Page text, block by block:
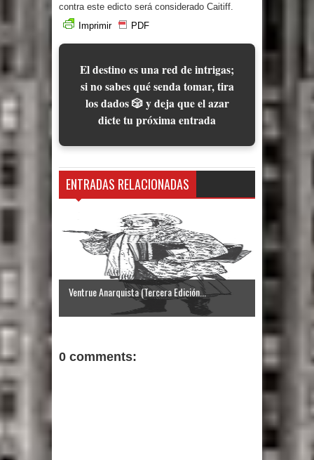
contra este edicto será considerado Caitiff.
Imprimir
PDF
El destino es una red de intrigas;
si no sabes qué senda tomar, tira
los dados 🎲 y deja que el azar
dicte tu próxima entrada
ENTRADAS RELACIONADAS
Ventrue Anarquista (Tercera Edición...
0 comments: